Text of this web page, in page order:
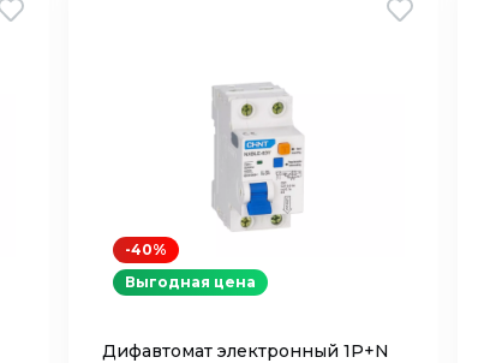
Дифавтомат электронный 1P+N
-40%
Выгодная цена